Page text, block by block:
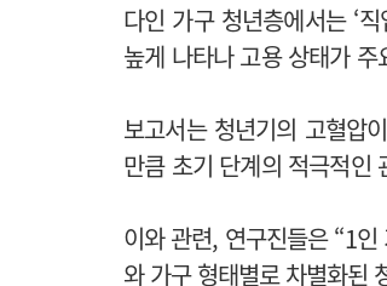
다인 가구 청년층에서는 ‘
높게 나타나 고용 상태가
보고서는 청년기의 고혈압
만큼 초기 단계의 적극적인
이와 관련, 연구진들은 “1
와 가구 형태별로 차별화된